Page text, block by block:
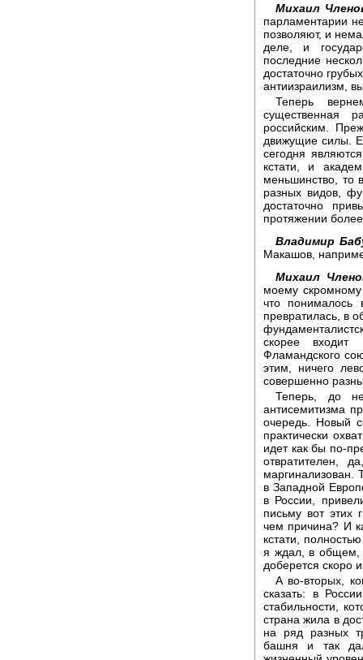
Михаил
парламентарии
позволяют, и
деле, и
последние
достаточно
антиизраилизм,
Теперь
существенная
российским.
движущие силы.
сегодня
кстати, и
меньшинство, то
разных видов,
достаточно
протяжении
Владимир
Макашов,
Михаил
моему
что
превратилась, в
скорее
Фламандского
этим, ничего
совершенно
Теперь, до
антисемитизма
очередь. Новый
практически
идет как бы по-
отвратителен,
маргинализован.
в Западной
в России,
письму вот этих
чем причина? И
кстати,
я ждал, в общем,
доберется скоро
А во-вторых,
сказать: в
стабильности,
страна жила в
на ряд разных
башня и так